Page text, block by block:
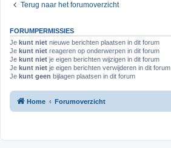
Terug naar het forumoverzicht
FORUMPERMISSIES
Je kunt niet nieuwe berichten plaatsen in dit forum
Je kunt niet reageren op onderwerpen in dit forum
Je kunt niet je eigen berichten wijzigen in dit forum
Je kunt niet je eigen berichten verwijderen in dit forum
Je kunt geen bijlagen plaatsen in dit forum
Home Forumoverzicht